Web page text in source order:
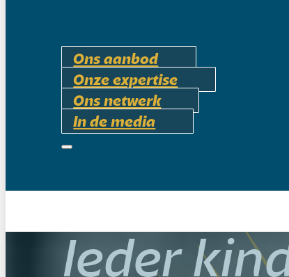
Ons aanbod
Onze expertise
Ons netwerk
In de media
Ieder